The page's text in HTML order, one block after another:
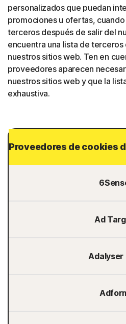
personalizados que puedan
promociones u ofertas,
terceros después de salir del
encuentra una lista de
nuestros sitios web. Ten en
proveedores aparecen
nuestros sitios web y que la
exhaustiva.
Proveedores de cookies
Ad
Adalyser